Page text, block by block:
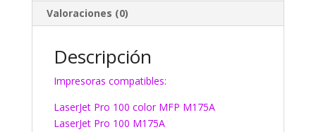
Valoraciones (0)
Descripción
Impresoras compatibles:
LaserJet Pro 100 color MFP M175A
LaserJet Pro 100 M175A